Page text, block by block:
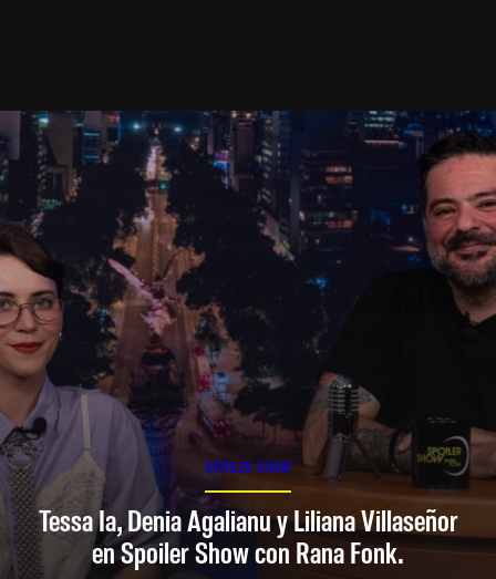
SPOILER SHOW
Tessa Ia, Denia Agalianu y Liliana Villaseñor
en Spoiler Show con Rana Fonk.